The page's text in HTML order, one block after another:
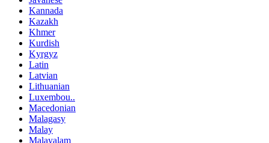
Kannada
Kazakh
Khmer
Kurdish
Kyrgyz
Latin
Latvian
Lithuanian
Luxembou..
Macedonian
Malagasy
Malay
Malayalam